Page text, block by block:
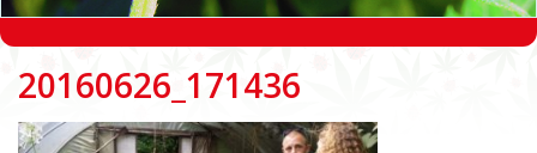
20160626_171436